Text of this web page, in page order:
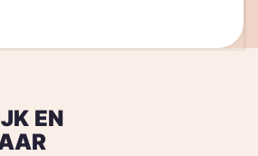
EN